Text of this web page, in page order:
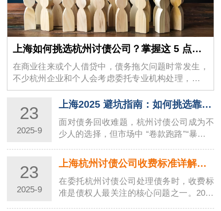
上海如何挑选杭州讨债公司？掌握这 5 点，合法高效解决债务问题
在商业往来或个人借贷中，债务拖欠问题时常发生，
不少杭州企业和个人会考虑委托专业机构处理，杭州
讨债公司因此成为许多人的…
23
2025-9
上海2025 避坑指南：如何挑选靠谱的杭州讨债公司？6 步甄别合规机构
面对债务回收难题，杭州讨债公司成为不
少人的选择，但市场中 “卷款跑路”“暴力催
2200…
23
2025-9
上海杭州讨债公司收费标准详解：2025 新规下的费用体系与合规指南
在委托杭州讨债公司处理债务时，收费标
准是债权人最关注的核心问题之一。2025